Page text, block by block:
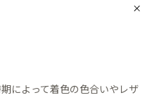
によって着色の色合いやレザ